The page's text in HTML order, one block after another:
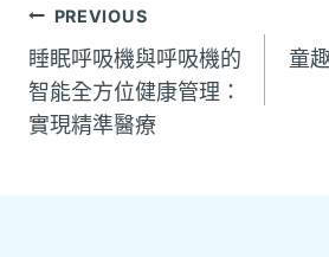
文
章
導
PREVIOUS
睡眠呼吸機與呼吸機的
智能全方位健康管理：
實現精準醫療
童